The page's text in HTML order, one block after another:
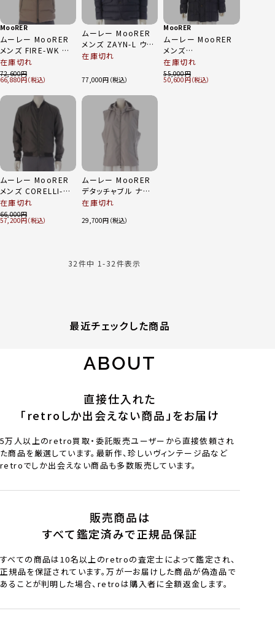
MooRER
ムーレー MooRER
メンズ FIRE-WK フ
ード付き ダウンベス
ト ジャケット アウタ
ー グレージュ 44
在庫切れ
72,600
66,880
ムーレー MooRER
メンズ ZAYN-L ウー
ル×カシミヤ ダウン
ネイビー 44
在庫切れ
77,000
MooRER
ムーレー MooRER
メンズ
CASTELNUOVO
VERONA ファーフー
ド ダウンジャケット
在庫切れ
55,000
50,600
ムーレー MooRER
メンズ CORELLI-WK
ACQUA MA-1 ナイ
ロンジャケット ブル
ゾン アウター カーキ
在庫切れ
66,000
57,200
ムーレー MooRER
デタッチャブル ナイ
ロン フード ドロスト
LUIS-STP グレー
在庫切れ
29,700
32件中 1-32件表示
最近チェックした商品
ABOUT
直接仕入れた
「retroしか出会えない商品」をお届け
5万人以上のretro買取・委託販売ユーザーから直接依頼され
た商品を厳選しています。最新作、珍しいヴィンテージ品など
retroでしか出会えない商品も多数販売しています。
販売商品は
すべて鑑定済みで正規品保証
すべての商品は10名以上のretroの査定士によって鑑定され、
正規品を保証されています。万が一お届けした商品が偽造品で
あることが判明した場合、retroは購入者に全額返金します。